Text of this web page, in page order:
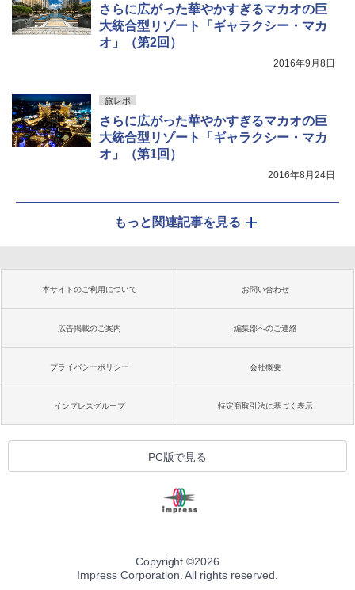
さらに広がった華やかすぎるマカオの巨
大統合型リゾート「ギャラクシー・マカ
オ」（第2回）
2016年9月8日
旅レポ
さらに広がった華やかすぎるマカオの巨
大統合型リゾート「ギャラクシー・マカ
オ」（第1回）
2016年8月24日
もっと関連記事を見る
本サイトのご利用について お問い合わせ
広告掲載のご案内 編集部へのご連絡
プライバシーポリシー 会社概要
インプレスグループ 特定商取引法に基づく表示
PC版で見る
Copyright ©2026
Impress Corporation. All rights reserved.